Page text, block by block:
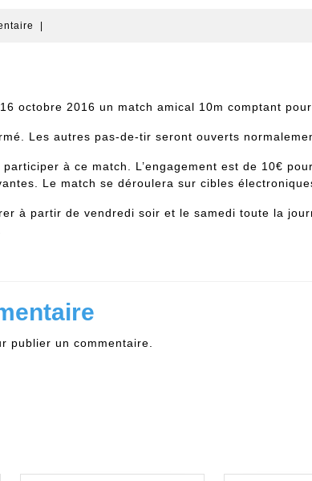
octobre 2016 un match amical 10m comptant
Les autres pas-de-tir seront ouverts
à ce match. L’engagement est de 10€
Le match se déroulera sur cibles
à partir de vendredi soir et le samedi toute la
publier un commentaire.